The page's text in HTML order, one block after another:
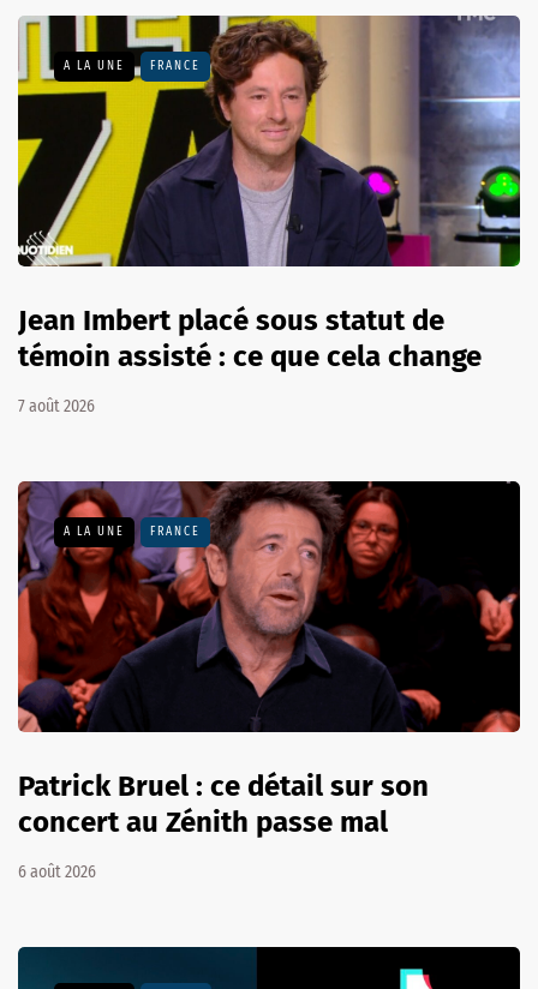
A LA UNE FRANCE
Jean Imbert placé sous statut de
témoin assisté : ce que cela change
7 août 2026
A LA UNE FRANCE
Patrick Bruel : ce détail sur son
concert au Zénith passe mal
6 août 2026